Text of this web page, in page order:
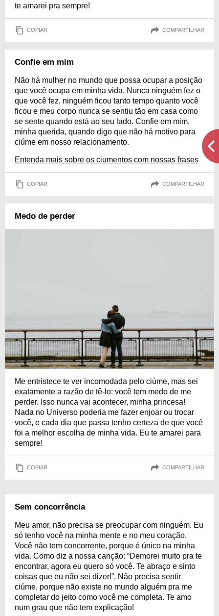
te amarei pra sempre!
COPIAR COMPARTILHAR
Confie em mim
Não há mulher no mundo que possa ocupar a posição
que você ocupa em minha vida. Nunca ninguém fez o
que você fez, ninguém ficou tanto tempo quanto você
ficou e meu corpo nunca se sentiu tão em casa como
se sente quando está ao seu lado. Confie em mim,
minha querida, quando digo que não há motivo para
ciúme em nosso relacionamento.
Entenda mais sobre os ciumentos com nossas frases
COPIAR COMPARTILHAR
Medo de perder
Me entristece te ver incomodada pelo ciúme, mas sei
exatamente a razão de tê-lo: você tem medo de me
perder. Isso nunca vai acontecer, minha princesa!
Nada no Universo poderia me fazer enjoar ou trocar
você, e cada dia que passa tenho certeza de que você
foi a melhor escolha de minha vida. Eu te amarei para
sempre!
COPIAR COMPARTILHAR
Sem concorrência
Meu amor, não precisa se preocupar com ninguém. Eu
só tenho você na minha mente e no meu coração.
Você não tem concorrente, porque é único na minha
vida. Como diz a nossa canção: “Demorei muito pra te
encontrar, agora eu quero só você. Te abraço e sinto
coisas que eu não sei dizer!”. Não precisa sentir
ciúme, porque não existe no mundo alguém pra me
completar do jeito como você me completa. Te amo
num grau que não tem explicação!